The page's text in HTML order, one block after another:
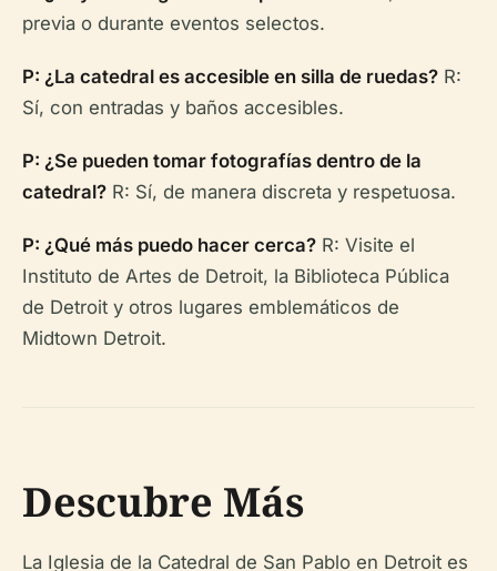
previa o durante eventos selectos.
P: ¿La catedral es accesible en silla de ruedas? R:
Sí, con entradas y baños accesibles.
P: ¿Se pueden tomar fotografías dentro de la
catedral? R: Sí, de manera discreta y respetuosa.
P: ¿Qué más puedo hacer cerca? R: Visite el
Instituto de Artes de Detroit, la Biblioteca Pública
de Detroit y otros lugares emblemáticos de
Midtown Detroit.
Descubre Más
La Iglesia de la Catedral de San Pablo en Detroit es